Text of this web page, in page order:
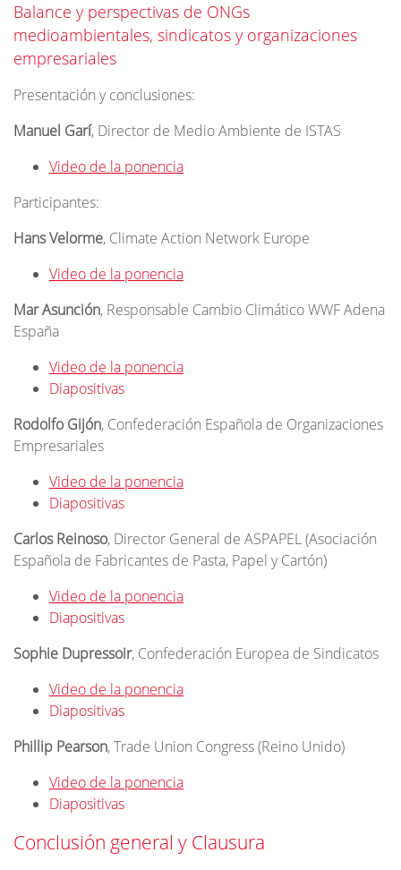
Balance y perspectivas de ONGs
medioambientales, sindicatos y organizaciones
empresariales
Presentación y conclusiones:
Manuel Garí, Director de Medio Ambiente de ISTAS
Video de la ponencia
Participantes:
Hans Velorme, Climate Action Network Europe
Video de la ponencia
Mar Asunción, Responsable Cambio Climático WWF Adena
España
Video de la ponencia
Diapositivas
Rodolfo Gijón, Confederación Española de Organizaciones
Empresariales
Video de la ponencia
Diapositivas
Carlos Reinoso, Director General de ASPAPEL (Asociación
Española de Fabricantes de Pasta, Papel y Cartón)
Video de la ponencia
Diapositivas
Sophie Dupressoir, Confederación Europea de Sindicatos
Video de la ponencia
Diapositivas
Phillip Pearson, Trade Union Congress (Reino Unido)
Video de la ponencia
Diapositivas
Conclusión general y Clausura